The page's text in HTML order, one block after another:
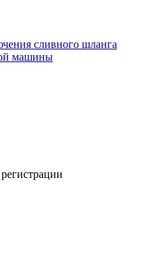
сливного шланга
машины